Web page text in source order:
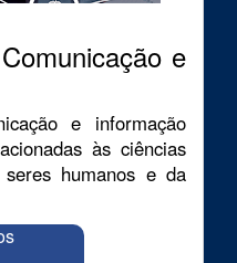
e
e informação
às ciências
humanos e da